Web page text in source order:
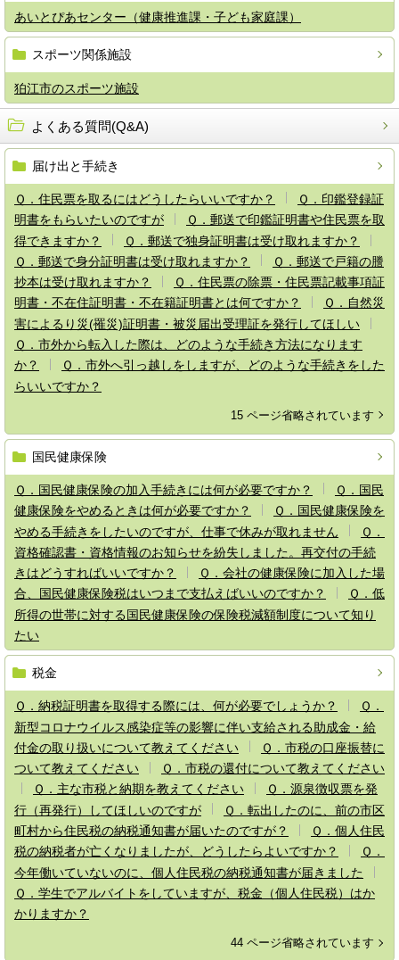
あいとぴあセンター（健康推進課・子ども家庭課）
スポーツ関係施設
狛江市のスポーツ施設
よくある質問(Q&A)
届け出と手続き
Ｑ．住民票を取るにはどうしたらいいですか？
Ｑ．印鑑登録証
明書をもらいたいのですが
Ｑ．郵送で印鑑証明書や住民票を取
得できますか？
Ｑ．郵送で独身証明書は受け取れますか？
Ｑ．郵送で身分証明書は受け取れますか？
Ｑ．郵送で戸籍の謄
抄本は受け取れますか？
Ｑ．住民票の除票・住民票記載事項証
明書・不在住証明書・不在籍証明書とは何ですか？
Ｑ．自然災
害によるり災(罹災)証明書・被災届出受理証を発行してほしい
Ｑ．市外から転入した際は、どのような手続き方法になります
か？
Ｑ．市外へ引っ越しをしますが、どのような手続きをした
らいいですか？
15 ページ省略されています
国民健康保険
Ｑ．国民健康保険の加入手続きには何が必要ですか？
Ｑ．国民
健康保険をやめるときは何が必要ですか？
Ｑ．国民健康保険を
やめる手続きをしたいのですが、仕事で休みが取れません
Ｑ．
資格確認書・資格情報のお知らせを紛失しました。再交付の手続
きはどうすればいいですか？
Ｑ．会社の健康保険に加入した場
合、国民健康保険税はいつまで支払えばいいのですか？
Ｑ．低
所得の世帯に対する国民健康保険の保険税減額制度について知り
たい
税金
Ｑ．納税証明書を取得する際には、何が必要でしょうか？
Ｑ．
新型コロナウイルス感染症等の影響に伴い支給される助成金・給
付金の取り扱いについて教えてください
Ｑ．市税の口座振替に
ついて教えてください
Ｑ．市税の還付について教えてください
Ｑ．主な市税と納期を教えてください
Ｑ．源泉徴収票を発
行（再発行）してほしいのですが
Ｑ．転出したのに、前の市区
町村から住民税の納税通知書が届いたのですが？
Ｑ．個人住民
税の納税者が亡くなりましたが、どうしたらよいですか？
Ｑ．
今年働いていないのに、個人住民税の納税通知書が届きました
Ｑ．学生でアルバイトをしていますが、税金（個人住民税）はか
かりますか？
44 ページ省略されています